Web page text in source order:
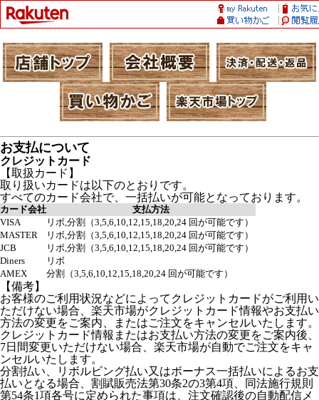
お支払について
クレジットカード
【取扱カード】
取り扱いカードは以下のとおりです。
すべてのカード会社で、一括払いが可能となっております。
カード会社
支払方法
VISA
リボ,分割（3,5,6,10,12,15,18,20,24 回が可能です）
MASTER
リボ,分割（3,5,6,10,12,15,18,20,24 回が可能です）
JCB
リボ,分割（3,5,6,10,12,15,18,20,24 回が可能です）
Diners
リボ
AMEX
分割（3,5,6,10,12,15,18,20,24 回が可能です）
【備考】
お客様のご利用状況などによってクレジットカードがご利用い
ただけない場合、楽天市場がクレジットカード情報やお支払い
方法の変更をご案内、またはご注文をキャンセルいたします。
クレジットカード情報またはお支払い方法の変更をご案内後、
7日間変更いただけない場合、楽天市場が自動でご注文をキャ
ンセルいたします。
分割払い、リボルビング払い又はボーナス一括払いによるお支
払いとなる場合、割賦販売法第30条2の3第4項、同法施行規則
第54条1項各号に定められた事項は、注文確認後の自動配信メ